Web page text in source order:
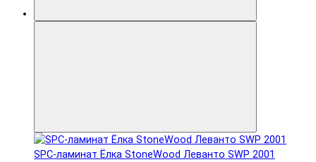
SPC-ламинат Ëлка StoneWood Леванто SWP 2001